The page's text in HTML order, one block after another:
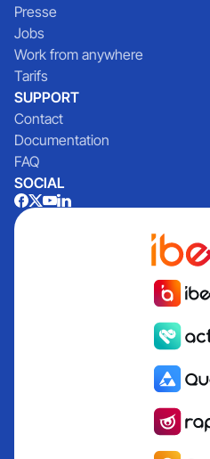
Presse
Jobs
Work from anywhere
Tarifs
SUPPORT
Contact
Documentation
FAQ
SOCIAL